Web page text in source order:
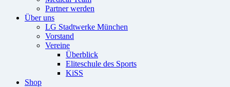
Partner werden
Über uns
LG Stadtwerke München
Vorstand
Vereine
Überblick
Eliteschule des Sports
KiSS
Shop